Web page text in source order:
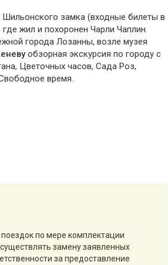
замка (входные билеты в
где жил и похоронен Чарли Чаплин.
города Лозанны, возле музея
обзорная экскурсия по городу с
Цветочных часов, Сада Роз,
время.
по мере комплектации
замену заявленных
за предоставление